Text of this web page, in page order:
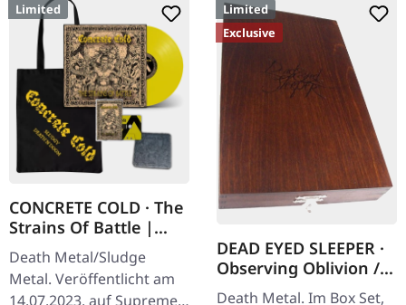
Limited
CONCRETE COLD · The
Strains Of Battle |
VINYL BUNDLE
Death Metal/Sludge
Metal. Veröffentlicht am
14.07.2023, auf Supreme
Limited
Exclusive
DEAD EYED SLEEPER ·
Observing Oblivion /
Through Forests Of
Death Metal. Im Box Set,